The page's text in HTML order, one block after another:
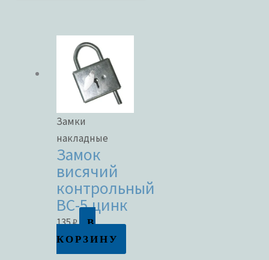
В наличии
В продаже
Метки товаров
Замки
накладные
Замок
висячий
контрольный
ВС-5 цинк
135₽
В
КОРЗИНУ